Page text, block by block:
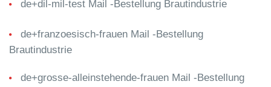
de+dil-mil-test Mail -Bestellung Brautindustrie
de+franzoesisch-frauen Mail -Bestellung
Brautindustrie
de+grosse-alleinstehende-frauen Mail -Bestellung